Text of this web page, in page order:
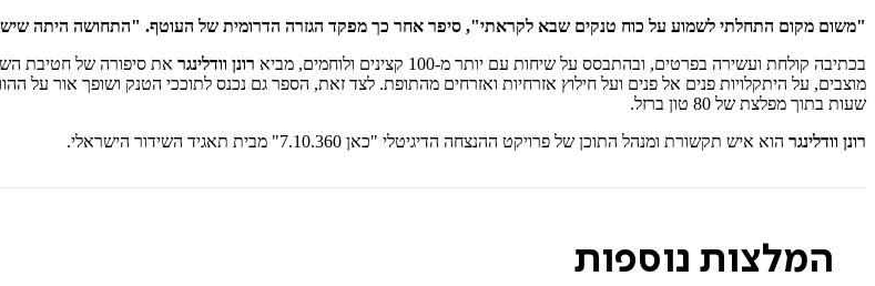
"משום מקום התחלתי לשמוע על כוח טנקים שבא לקראתי", סיפר אחר כך מפקד הגזרה הדרומית של העוטף. "התחושה היתה שיש
בכתיבה קולחת ועשירה בפרטים, ובהתבסס על שיחות עם יותר מ-100 קצינים ולוחמים, מביא
רונן וודלינגר
מוצבים, על היתקלויות פנים אל פנים ועל חילוץ אזרחיות ואזרחים מהתופת. לצד זאת, הספר גם נכנס לתוככי הטנק ושופך אור על
שעות בתוך מפלצת של 80 טון ברזל.
רונן וודלינגר הוא איש תקשורת ומנהל התוכן של פרויקט ההנצחה הדיגיטלי "כאן 7.10.360" מבית תאגיד השידור הישראלי.
המלצות נוספות